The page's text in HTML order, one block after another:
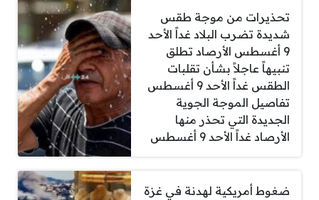
تحذيرات من موجة طقس
شديدة تضرب البلاد غداً الأحد
9 أغسطس الأرصاد تطلق
تنبيهاً عاجلاً بشأن تقلبات
الطقس غداً الأحد 9 أغسطس
تفاصيل الموجة الجوية
الجديدة التي تحذر منها
الأرصاد غداً الأحد 9 أغسطس
ضغوط أمريكية لهدنة في غزة